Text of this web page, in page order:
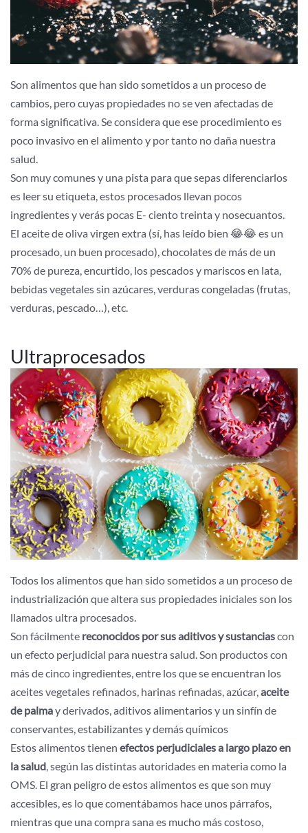
Son alimentos que han sido sometidos a un proceso de
cambios, pero cuyas propiedades no se ven afectadas de
forma significativa. Se considera que ese procedimiento es
poco invasivo en el alimento y por tanto no daña nuestra
salud.
Son muy comunes y una pista para que sepas diferenciarlos
es leer su etiqueta, estos procesados llevan pocos
ingredientes y verás pocas E- ciento treinta y nosecuantos.
El aceite de oliva virgen extra (sí, has leído bien 😂😂 es un
procesado, un buen procesado), chocolates de más de un
70% de pureza, encurtido, los pescados y mariscos en lata,
bebidas vegetales sin azúcares, verduras congeladas (frutas,
verduras, pescado…), etc.
Ultraprocesados
Todos los alimentos que han sido sometidos a un proceso de
industrialización que altera sus propiedades iniciales son los
llamados ultra procesados.
Son fácilmente reconocidos por sus aditivos y sustanciascon
un efecto perjudicial para nuestra salud. Son productos con
más de cinco ingredientes, entre los que se encuentran los
aceites vegetales refinados, harinas refinadas, azúcar,aceite
de palmay derivados, aditivos alimentarios y un sinfín de
conservantes, estabilizantes y demás químicos
Estos alimentos tienen efectos perjudiciales a largo plazo en
la salud, según las distintas autoridades en materia como la
OMS. El gran peligro de estos alimentos es que son muy
accesibles, es lo que comentábamos hace unos párrafos,
mientras que una compra sana es mucho más costoso,